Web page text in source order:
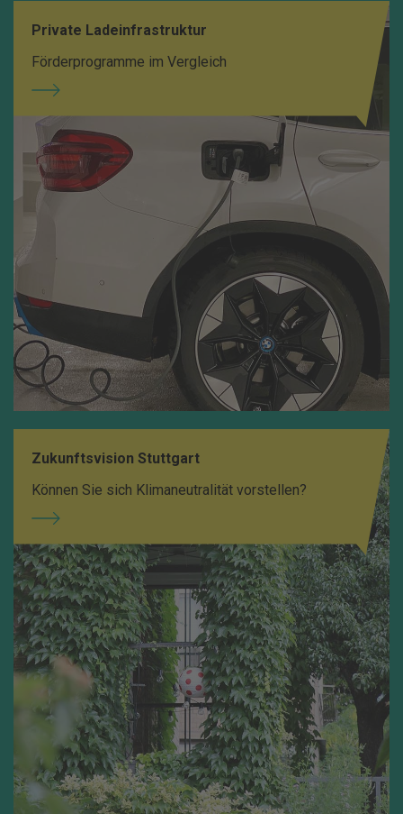
Private Ladeinfrastruktur
Förderprogramme im Vergleich
Zukunftsvision Stuttgart
Können Sie sich Klimaneutralität vorstellen?